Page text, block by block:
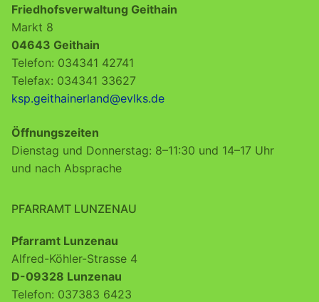
Friedhofsverwaltung Geithain
Markt 8
04643 Geithain
Telefon: 034341 42741
Telefax: 034341 33627
ksp.geithainerland@evlks.de
Öffnungszeiten
Dienstag und Donnerstag: 8–11:30 und 14–17 Uhr
und nach Absprache
PFARRAMT LUNZENAU
Pfarramt Lunzenau
Alfred-Köhler-Strasse 4
D-09328 Lunzenau
Telefon: 037383 6423